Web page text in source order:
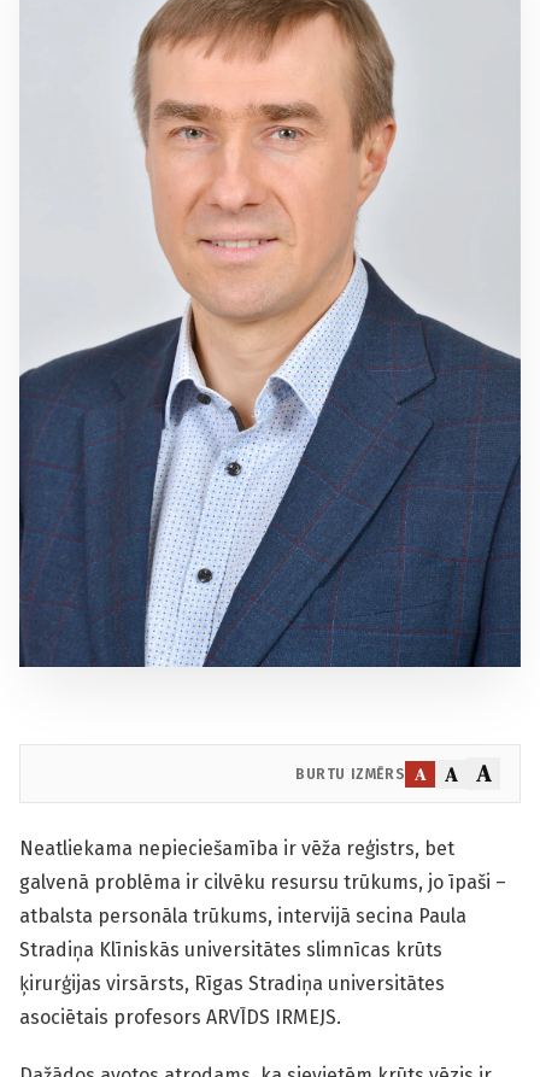
BURTU IZMĒRS A A A
Neatliekama nepieciešamība ir vēža reģistrs, bet
galvenā problēma ir cilvēku resursu trūkums, jo īpaši –
atbalsta personāla trūkums, intervijā secina Paula
Stradiņa Klīniskās universitātes slimnīcas krūts
ķirurģijas virsārsts, Rīgas Stradiņa universitātes
asociētais profesors ARVĪDS IRMEJS.